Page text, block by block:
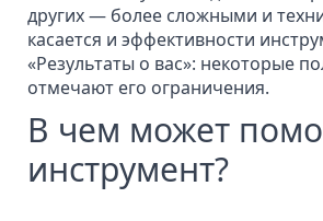
других — более сложными и
касается и эффективности
«Результаты о вас»: некоторые
отмечают его ограничения.
В чем может
инструмент?